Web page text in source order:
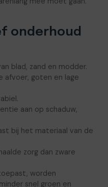
onderhoud
blad, zand en modder.
afvoer, goten en lage
aan op schaduw,
bij het materiaal van de
zorg dan zware
worden
snel groen en